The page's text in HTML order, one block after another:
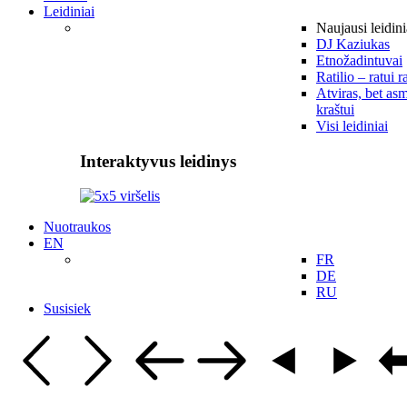
Leidiniai
Naujausi
DJ Kaziukas
Etnožadintuvai
Ratilio – ratui
Atviras, bet
kraštui
Visi leidiniai
Interaktyvus leidinys
Nuotraukos
EN
FR
DE
RU
Susisiek